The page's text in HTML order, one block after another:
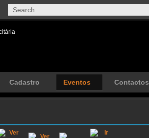
Cadastro Eventos Contactos